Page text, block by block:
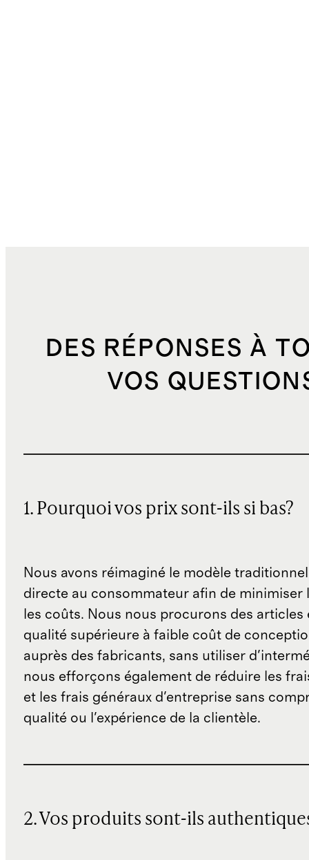
DES RÉPONSES À
VOS
1. Pourquoi vos prix sont-ils si bas?
Nous avons réimaginé le modèle
directe au consommateur afin de minimiser
les coûts. Nous nous procurons des articles
qualité supérieure à faible coût de
auprès des fabricants, sans utiliser
nous efforçons également de réduire les
et les frais généraux d'entreprise sans
qualité ou l'expérience de la clientèle.
2. Vos produits sont-ils